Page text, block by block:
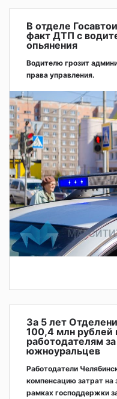
В отделе
факт ДТП с
опьянения
Водителю грозит
права управления.
За 5 лет
100,4 млн рублей
работодателям
южноуральцев
Работодатели
компенсацию затрат на
рамках господдержки